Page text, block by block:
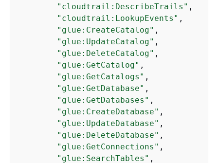
"cloudtrail:DescribeTrails" ,
"cloudtrail:LookupEvents" ,
"glue:CreateCatalog" ,
"glue:UpdateCatalog" ,
"glue:DeleteCatalog" ,
"glue:GetCatalog" ,
"glue:GetCatalogs" ,
"glue:GetDatabase" ,
"glue:GetDatabases" ,
"glue:CreateDatabase" ,
"glue:UpdateDatabase" ,
"glue:DeleteDatabase" ,
"glue:GetConnections" ,
"glue:SearchTables" ,